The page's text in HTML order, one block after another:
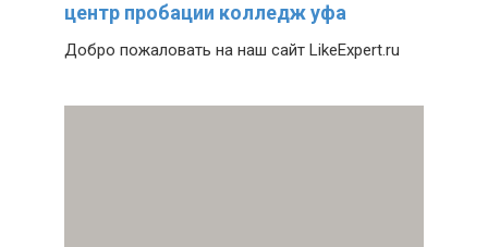
центр пробации колледж уфа
Добро пожаловать на наш сайт LikeExpert.ru